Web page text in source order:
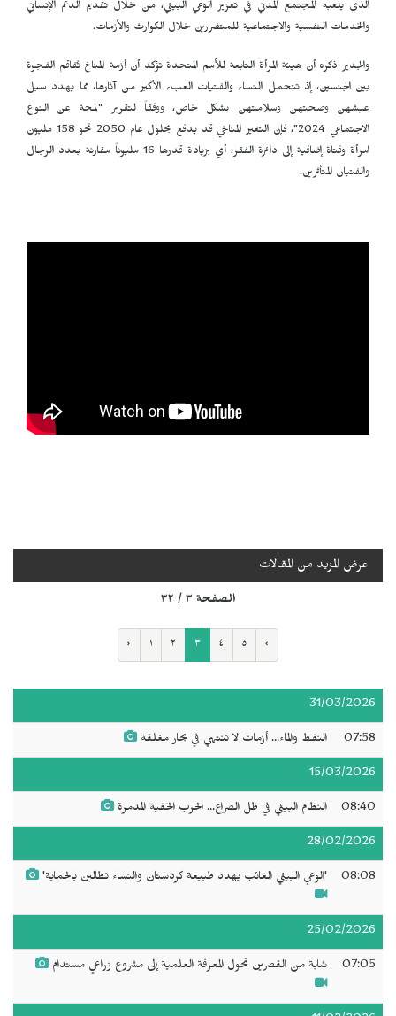
الذي يلعبه المجتمع المدني في تعزيز الوعي البيئي، من خلال تقديم الدعم الإنساني
والخدمات النفسية والاجتماعية للمتضررين خلال الكوارث والأزمات.
والجدير ذكره أن هيئة المرأة التابعة للأمم المتحدة تؤكد أن أزمة المناخ تُفاقم الفجوة
بين الجنسين، إذ تتحمل النساء والفتيات العبء الأكبر من آثارها، مما يهدد سبل
عيشهن وصحتهن وسلامتهن بشكل خاص، ووفقاً لتقرير "لمحة عن النوع
الاجتماعي 2024"، فإن التغير المناخي قد يدفع بحلول عام 2050 نحو 158 مليون
امرأة وفتاة إضافية إلى دائرة الفقر، أي بزيادة قدرها 16 مليوناً مقارنة بعدد الرجال
والفتيان المتأثرين.
عرض المزيد من المقالات
الصفحة ٣ / ٣٢
‹ ١ ٢ ٣ ٤ ٥ ›
31/03/2026
07:58 النفط والماء... أزمات لا تنتهي في بحار مغلقة
15/03/2026
08:40 النظام البيئي في ظل الصراع... الحرب الخفية المدمرة
28/02/2026
08:08 'الوعي البيئي الغائب يهدد طبيعة كردستان والنساء تطالبن بالحماية'
25/02/2026
07:05 شابة من القصرين تحول المعرفة العلمية إلى مشروع زراعي مستدام